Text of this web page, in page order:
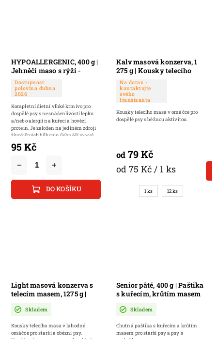
HYPOALLERGENIC, 400 g |
Jehněčí maso s rýží -
chutná paštika pro psy
Dostupnost:
polovina dubna
2026
95 Kč
DO KOŠÍKU
Kompletní dietní vlhké krmivo pro
dospělé psy s nesnášenlivostí lepku
a/nebo alergií na kuřecí a hovězí
protein. Je založen na jediném zdroji
živočišných bílkovin (jehněčí maso)...
Kalv masová konzerva, 1
275 g | Kousky telecího
masa v omáčce pro dospělé
psy s běžnou aktivitou
Na dotaz -
kontaktujte
svého
franšízanta
od 79 Kč
od 75 Kč / 1 ks
Kousky telecího masa v omáčce pro
dospělé psy s běžnou aktivitou.
1 ks 12 ks
Light masová konzerva s
telecím masem, 1275 g |
masa v omáčce pro starší a
Skladem
Kousky telecího masa v lahodné
omáčce pro starší a obézní psy.
Senior pâté, 400 g | Paštika
s kuřecím, krůtím masem
psy a psy s nadváhou
Skladem
Chutná paštika s kuřecím a krůtím
masem pro starší psy a psy s